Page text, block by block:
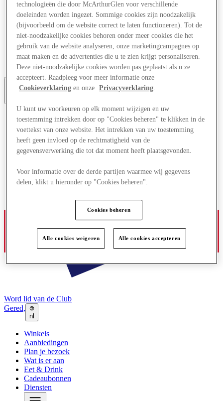
Winkels
Aanbiedingen
Plan je bezoek
Wat is er aan
Eet & Drink
Cadeaubonnen
Diensten
Word lid van de Club
Gered,
nl
Winkels
Aanbiedingen
Plan je bezoek
Wat is er aan
Eet & Drink
Cadeaubonnen
Diensten
technologieën die door McArthurGlen voor verschillende
doeleinden worden ingezet. Sommige cookies zijn noodzakelijk
(bijvoorbeeld om de website correct te laten functioneren). Tot de
niet-noodzakelijke cookies behoren onder meer cookies die het
gebruik van de website analyseren, onze marketingcampagnes op
maat maken en de advertenties die u te zien krijgt personaliseren.
Deze niet-noodzakelijke cookies worden pas geplaatst als u ze
accepteert. Raadpleeg voor meer informatie onze
Cookieverklaring en onze Privacyverklaring.
U kunt uw voorkeuren op elk moment wijzigen en uw
toestemming intrekken door op "Cookies beheren" te klikken in de
voettekst van onze website. Het intrekken van uw toestemming
heeft geen invloed op de rechtmatigheid van de
gegevensverwerking die tot dat moment heeft plaatsgevonden.
Voor informatie over de derde partijen waarmee wij gegevens
delen, klikt u hieronder op "Cookies beheren".
Cookies beheren
Alle cookies weigeren Alle cookies accepteren